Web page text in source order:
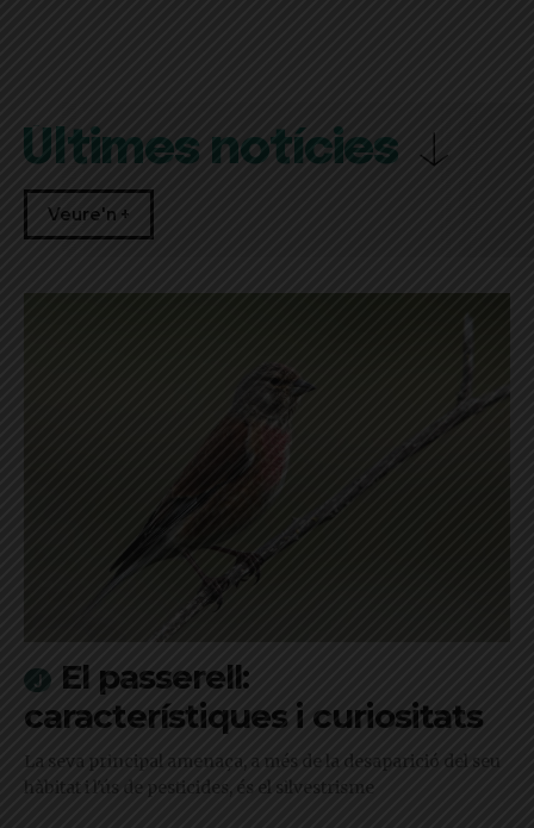
Últimes notícies
Veure'n +
El passerell:
característiques i curiositats
La seva principal amenaça, a més de la desaparició del seu
hàbitat i l'ús de pesticides, és el silvestrisme